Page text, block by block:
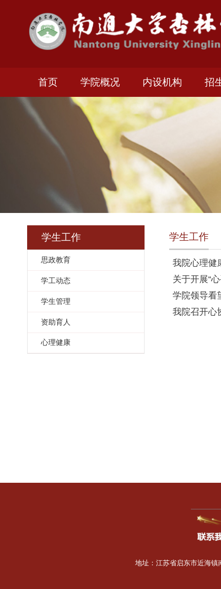
首页 学院概况 内设机构 招
学生工作
思政教育
学工动态
学生管理
资助育人
心理健康
学生工作
我院心理健
关于开展“
学院领导看
我院召开心
地址：江苏省启东市近海